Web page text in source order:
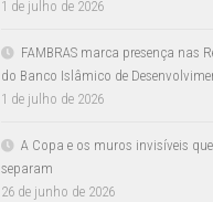
1 de julho de 2026
FAMBRAS marca presença nas
do Banco Islâmico de
1 de julho de 2026
A Copa e os muros invisíveis
separam
26 de junho de 2026